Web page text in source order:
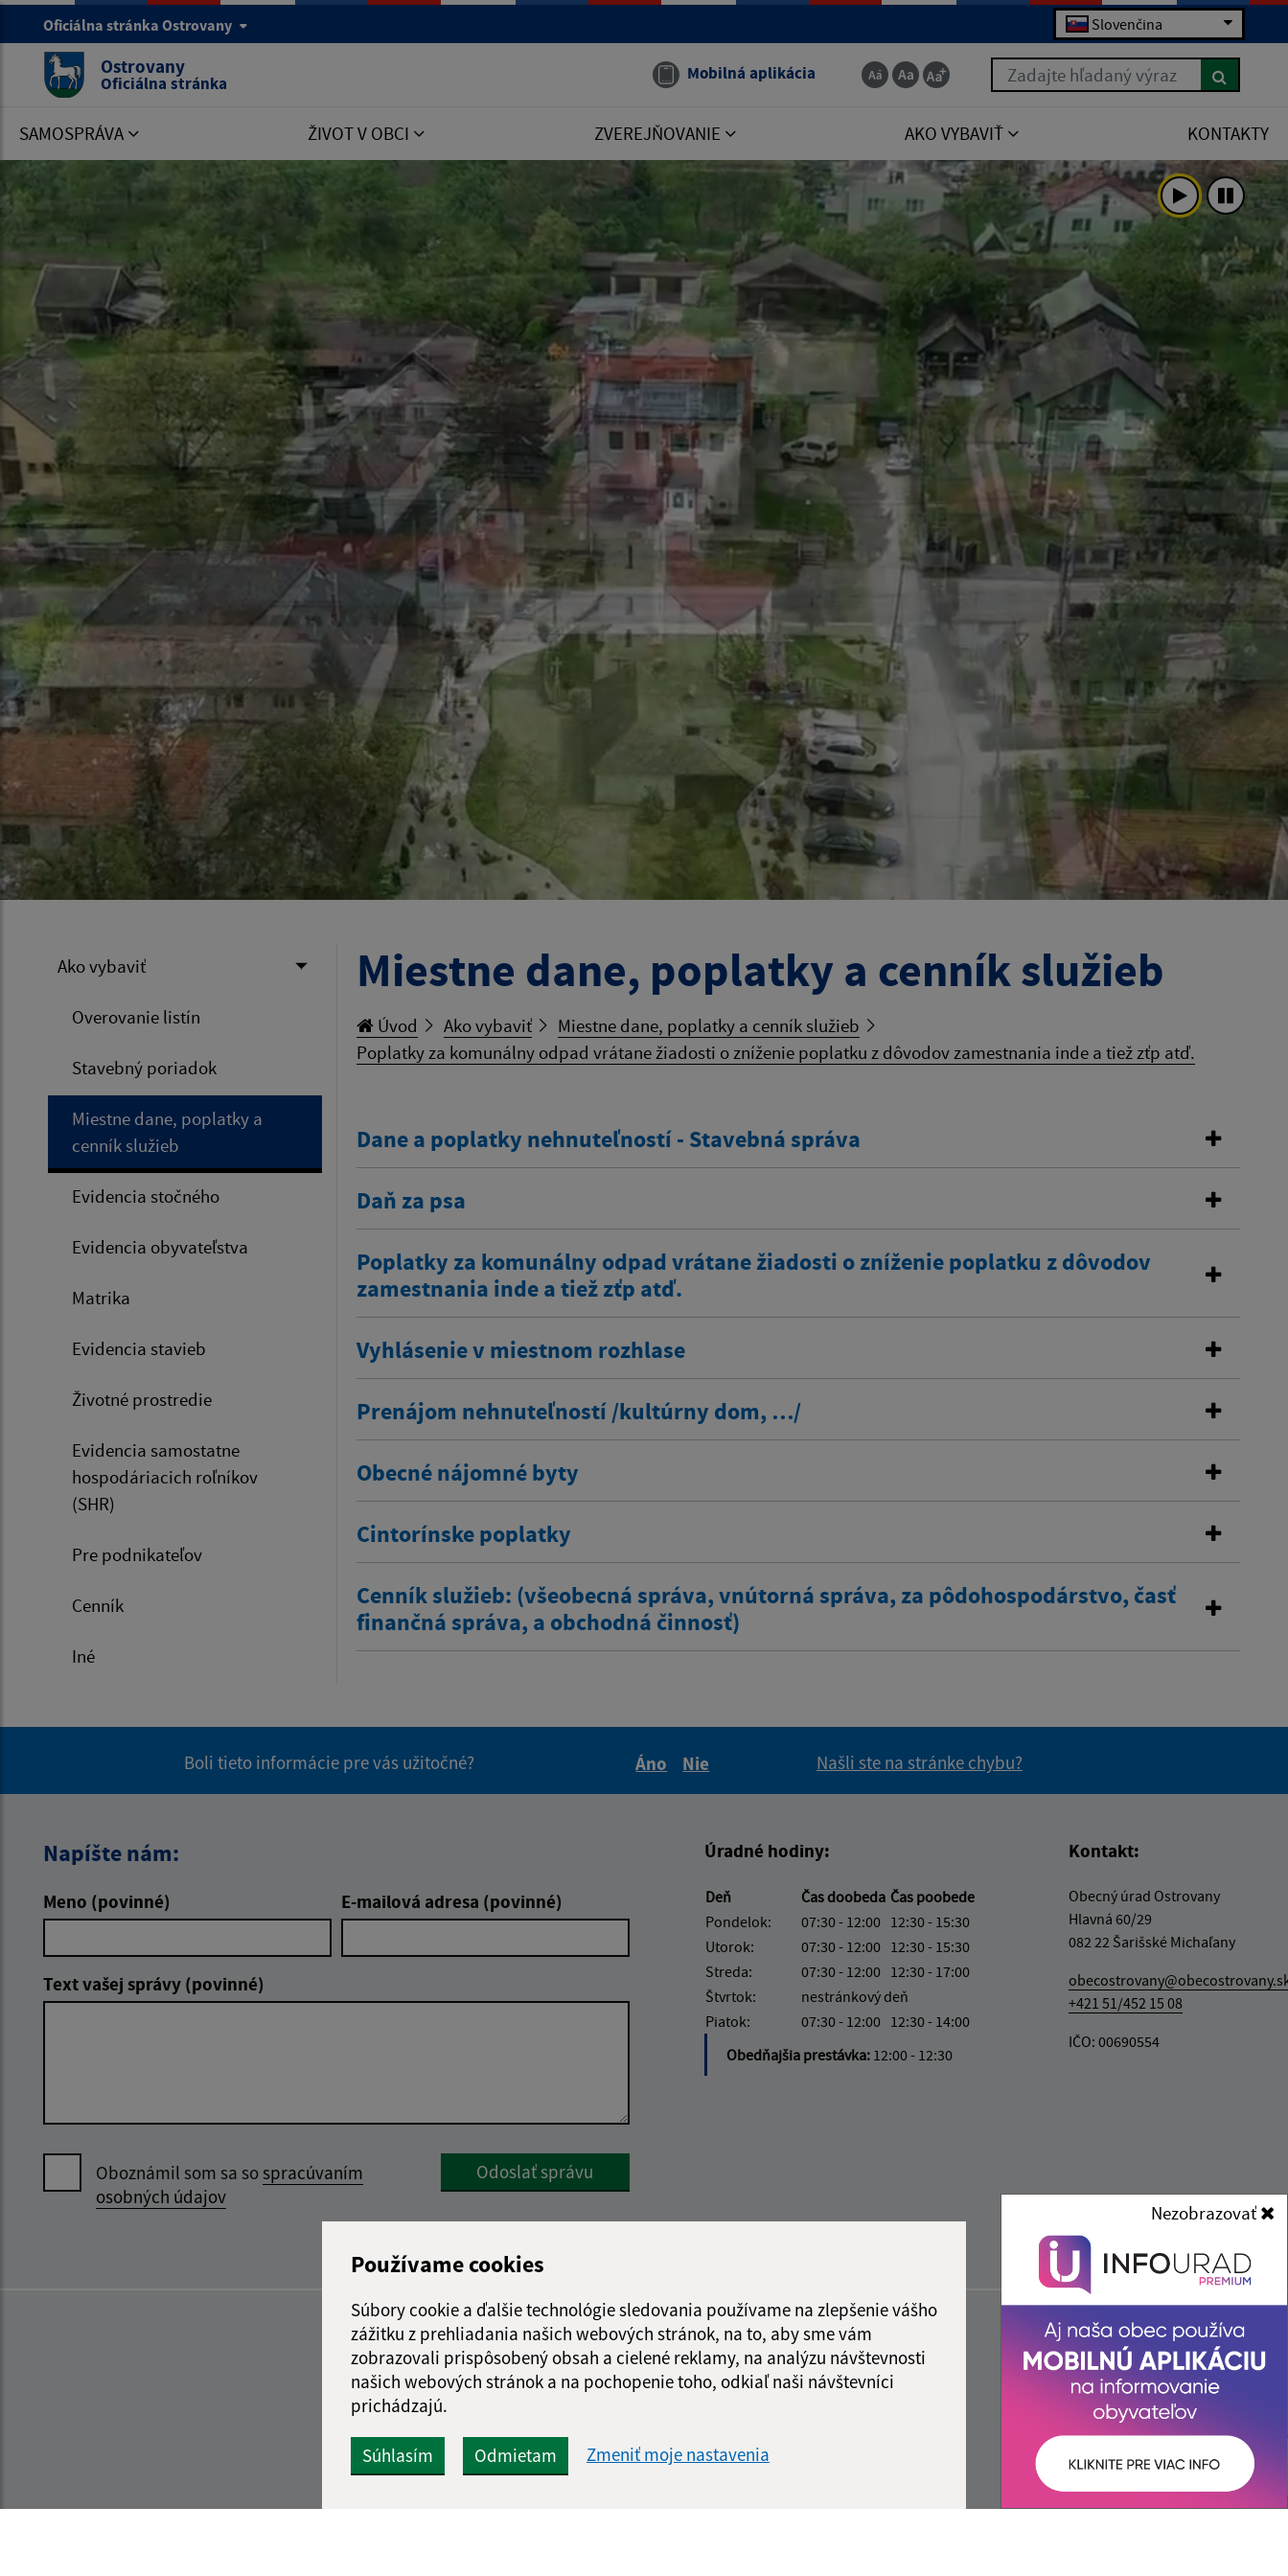
Používame cookies
Súbory cookie a ďalšie technológie sledovania používame na zlepšenie vášho
zážitku z prehliadania našich webových stránok, na to, aby sme vám
zobrazovali prispôsobený obsah a cielené reklamy, na analýzu návštevnosti
našich webových stránok a na pochopenie toho, odkiaľ naši návštevníci
prichádzajú.
Súhlasím Odmietam Zmeniť moje nastavenia
Nezobrazovať
Oficiálna stránka Ostrovany Slovenčina
Ostrovany
Oficiálna stránka Mobilná aplikácia Zadajte hľadaný výraz
SAMOSPRÁVA ŽIVOT V OBCI ZVEREJŇOVANIE AKO VYBAVIŤ KONTAKTY
Ako vybaviť
Overovanie listín
Stavebný poriadok
Miestne dane, poplatky a
cenník služieb
Evidencia stočného
Evidencia obyvateľstva
Matrika
Evidencia stavieb
Životné prostredie
Evidencia samostatne
hospodáriacich roľníkov
(SHR)
Pre podnikateľov
Cenník
Iné
Miestne dane, poplatky a cenník služieb
Úvod Ako vybaviť
Miestne dane, poplatky a cenník služieb
Poplatky za komunálny odpad vrátane žiadosti o zníženie poplatku z dôvodov zamestnania inde a tiež zťp atď.
Dane a poplatky nehnuteľností - Stavebná správa
Daň za psa
Poplatky za komunálny odpad vrátane žiadosti o zníženie poplatku z dôvodov
zamestnania inde a tiež zťp atď.
Vyhlásenie v miestnom rozhlase
Prenájom nehnuteľností /kultúrny dom, …/
Obecné nájomné byty
Cintorínske poplatky
Cenník služieb: (všeobecná správa, vnútorná správa, za pôdohospodárstvo, časť
finančná správa, a obchodná činnosť)
Boli tieto informácie pre vás užitočné?
Áno
Nie
Našli ste na stránke chybu?
Napíšte nám:
Meno (povinné) E-mailová adresa (povinné)
Text vašej správy (povinné)
Oboznámil som sa sospracúvaním
osobných údajov
Google reCaptcha Response
Odoslať správu
Úradné hodiny:
Deň Čas doobeda Čas poobede
Pondelok:
07:30 - 12:00 12:30 - 15:30
Utorok:
07:30 - 12:00 12:30 - 15:30
Streda:
07:30 - 12:00 12:30 - 17:00
Štvrtok:
nestránkový deň
Piatok:
07:30 - 12:00 12:30 - 14:00
Obedňajšia prestávka: 12:00 - 12:30
Kontakt:
Obecný úrad Ostrovany
Hlavná 60/29
082 22 Šarišské Michaľany
+421 51/452 15 08
IČO: 00690554